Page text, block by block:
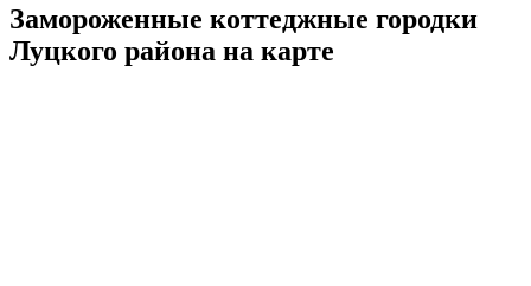
Замороженные коттеджные городки
Луцкого района на карте